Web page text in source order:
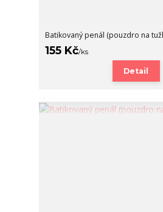
Batikovaný penál (pouzdro na
155 Kč/ks
Detail